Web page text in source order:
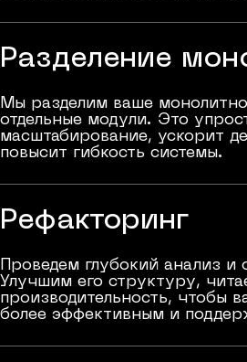
Разделение
Мы разделим ваше
отдельные модули. Это
масштабирование, ускорит
повысит гибкость системы.
Рефакторинг
Проведем глубокий анализ
Улучшим его структуру,
производительность, чтобы
более эффективным и